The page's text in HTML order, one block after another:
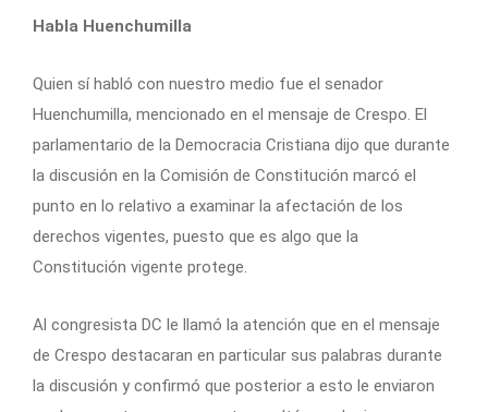
Habla Huenchumilla
Quien sí habló con nuestro medio fue el senador
Huenchumilla, mencionado en el mensaje de Crespo. El
parlamentario de la Democracia Cristiana dijo que durante
la discusión en la Comisión de Constitución marcó el
punto en lo relativo a examinar la afectación de los
derechos vigentes, puesto que es algo que la
Constitución vigente protege.
Al congresista DC le llamó la atención que en el mensaje
de Crespo destacaran en particular sus palabras durante
la discusión y confirmó que posterior a esto le enviaron